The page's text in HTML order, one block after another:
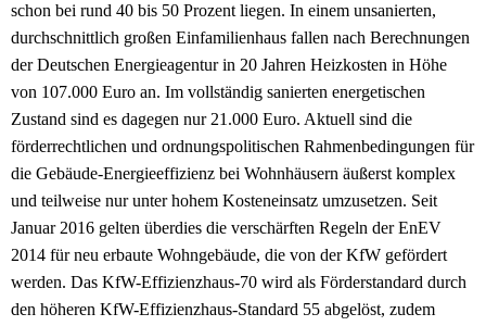
schon bei rund 40 bis 50 Prozent liegen. In einem unsanierten,
durchschnittlich großen Einfamilienhaus fallen nach Berechnungen
der Deutschen Energieagentur in 20 Jahren Heizkosten in Höhe
von 107.000 Euro an. Im vollständig sanierten energetischen
Zustand sind es dagegen nur 21.000 Euro. Aktuell sind die
förderrechtlichen und ordnungspolitischen Rahmenbedingungen für
die Gebäude-Energieeffizienz bei Wohnhäusern äußerst komplex
und teilweise nur unter hohem Kosteneinsatz umzusetzen. Seit
Januar 2016 gelten überdies die verschärften Regeln der EnEV
2014 für neu erbaute Wohngebäude, die von der KfW gefördert
werden. Das KfW-Effizienzhaus-70 wird als Förderstandard durch
den höheren KfW-Effizienzhaus-Standard 55 abgelöst, zudem